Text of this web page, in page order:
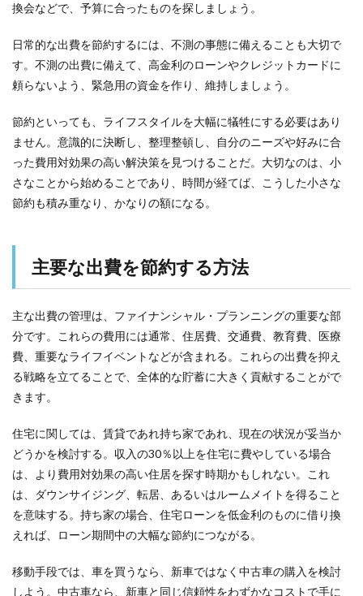
換会などで、予算に合ったものを探しましょう。
日常的な出費を節約するには、不測の事態に備えることも大切で
す。不測の出費に備えて、高金利のローンやクレジットカードに
頼らないよう、緊急用の資金を作り、維持しましょう。
節約といっても、ライフスタイルを大幅に犠牲にする必要はあり
ません。意識的に決断し、整理整頓し、自分のニーズや好みに合
った費用対効果の高い解決策を見つけることだ。大切なのは、小
さなことから始めることであり、時間が経てば、こうした小さな
節約も積み重なり、かなりの額になる。
主要な出費を節約する方法
主な出費の管理は、ファイナンシャル・プランニングの重要な部
分です。これらの費用には通常、住居費、交通費、教育費、医療
費、重要なライフイベントなどが含まれる。これらの出費を抑え
る戦略を立てることで、全体的な貯蓄に大きく貢献することがで
きます。
住宅に関しては、賃貸であれ持ち家であれ、現在の状況が妥当か
どうかを検討する。収入の30％以上を住宅に費やしている場合
は、より費用対効果の高い住居を探す時期かもしれない。これ
は、ダウンサイジング、転居、あるいはルームメイトを得ること
を意味する。持ち家の場合、住宅ローンを低金利のものに借り換
えれば、ローン期間中の大幅な節約につながる。
移動手段では、車を買うなら、新車ではなく中古車の購入を検討
しよう。中古車なら、新車と同じ信頼性をわずかなコストで手に